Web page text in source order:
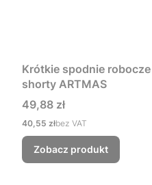
Krótkie spodnie
shorty ARTMAS
Cena
49,88 zł
Cena
40,55 złbez VAT
Zobacz produkt